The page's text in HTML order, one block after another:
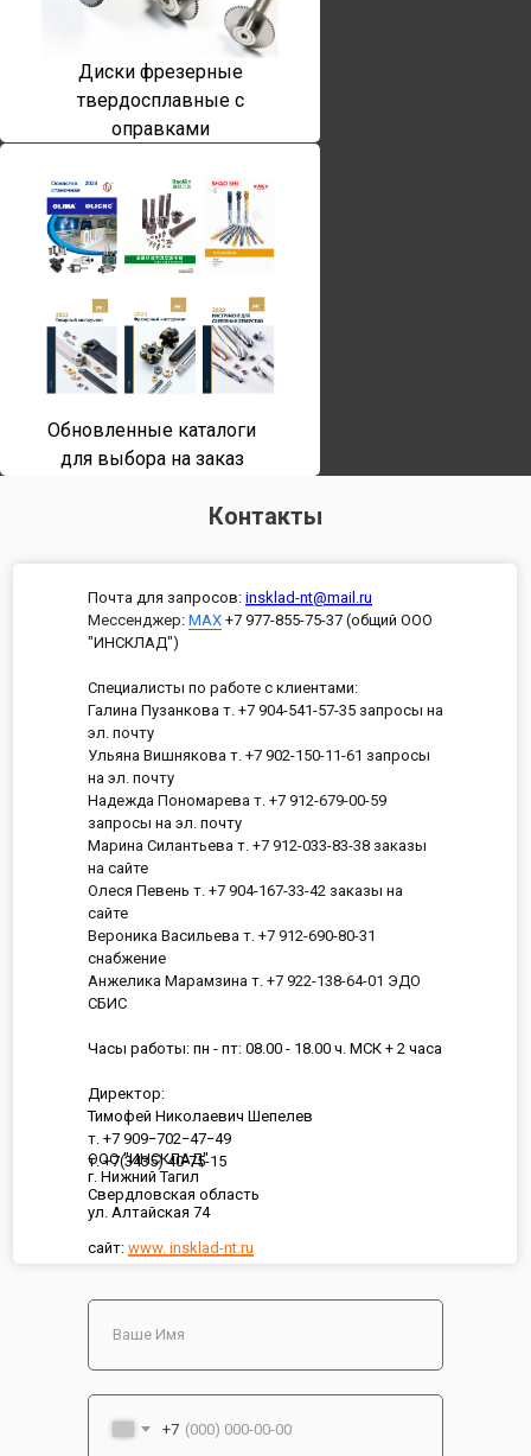
Диски фрезерные
твердосплавные с
оправками
Обновленные каталоги
для выбора на заказ
Контакты
ООО "ИНСКЛАД"
г. Нижний Тагил
Свердловская область
ул. Алтайская 74
сайт: www. insklad-nt.ru
Почта для запросов: insklad-nt@mail.ru
Мессенджер: MAX +7 977-855-75-37 (общий ООО
"ИНСКЛАД")
Специалисты по работе с клиентами:
Галина Пузанкова т. +7 904-541-57-35 запросы на
эл. почту
Ульяна Вишнякова т. +7 902-150-11-61 запросы
на эл. почту
Надежда Пономарева т. +7 912-679-00-59
запросы на эл. почту
Марина Силантьева т. +7 912-033-83-38 заказы
на сайте
Олеся Певень т. +7 904-167-33-42 заказы на
сайте
Вероника Васильева т. +7 912-690-80-31
снабжение
Анжелика Марамзина т. +7 922-138-64-01 ЭДО
СБИС
Часы работы: пн - пт: 08.00 - 18.00 ч. МСК + 2 часа
Директор:
Тимофей Николаевич Шепелев
т. +7 909−702−47−49
т. +7(3435) 40-75-15
+7